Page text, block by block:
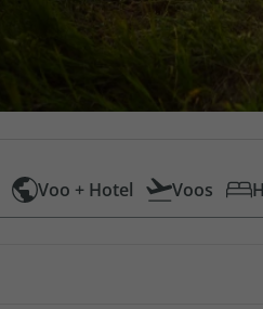
Voo + Hotel Voos